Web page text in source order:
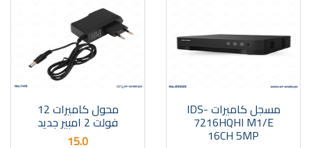
مسجل كاميرات IDS-
7216HQHI M1/E
16CH 5MP
محول كاميرات 12
فولت 2 امبير جديد
15.0